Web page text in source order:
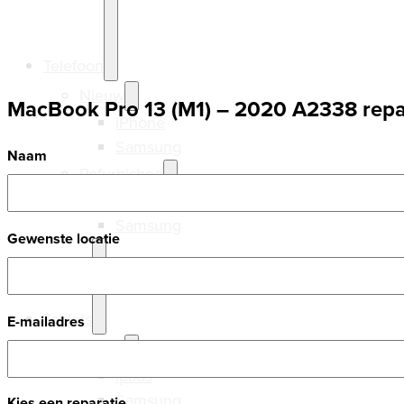
iPhone
Refurbished
Tablets
Nieuw
Ipads
MacBook Pro 13 (M1) – 2020 A2338
Naam
Gewenste locatie
E-mailadres